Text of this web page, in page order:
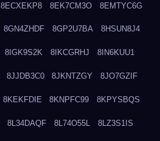
8ECXEKP8 8EK7CM3O 8EMTYC6G
8GN4ZHDF 8GP2U7BA 8HSUN8J4
8IGK9S2K 8IKCGRHJ 8IN6KUU1
8JJDB3C0 8JKNTZGY 8JO7GZIF
8KEKFDIE 8KNPFC99 8KPYSBQS
8L34DAQF 8L74O55L 8LZ3S1IS